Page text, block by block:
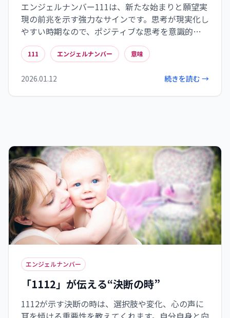
エンジェルナンバー111は、新たな始まりと願望実
現の前兆を示す強力なサインです。思考が現実化し
やすい時期なので、ポジティブな思考を意識的に
持ちましょう。恋愛面では重要な転機を示し、自
己肯定感を高めることで健全な関係構築につなが
っているため、内なる声に耳を傾け、日常生活で
の決断に活かすことが大切です。宇宙からのメッセ
111 エンジェルナンバー 意味
2026.01.12 続きを読む →
エンジェルナンバー
「1112」が伝える“決断の時”
1112が示す決断の時は、選択肢や変化、心の声に